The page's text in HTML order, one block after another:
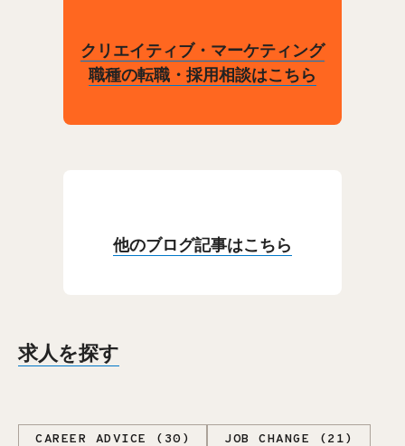
クリエイティブ・マーケティング
職種の転職・採用相談はこちら
他のブログ記事はこちら
求人を探す
CAREER ADVICE (30) JOB CHANGE (21)